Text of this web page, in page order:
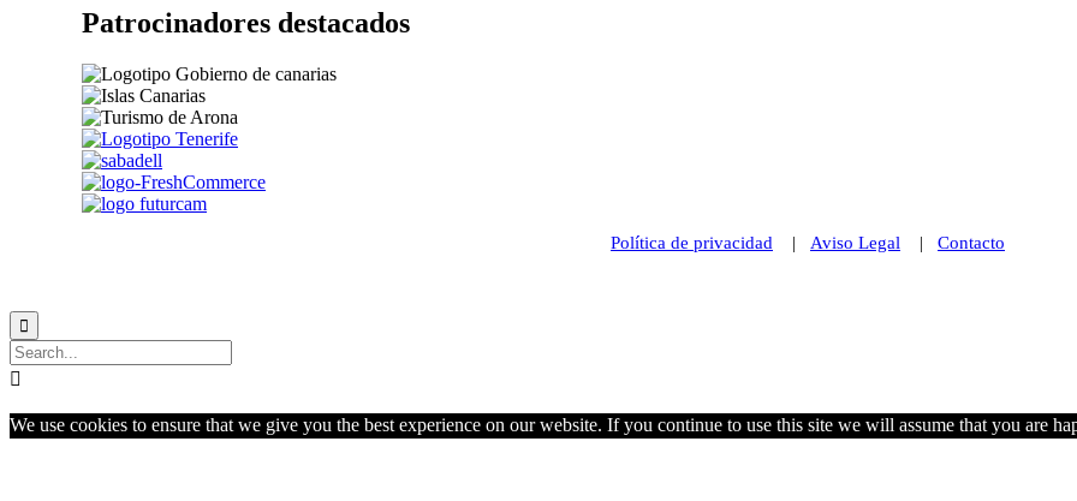
Patrocinadores destacados
Política de privacidad | Aviso Legal | Contacto


We use cookies to ensure that we give you the best experience on our website. If you continue to use this site we will assume that you are